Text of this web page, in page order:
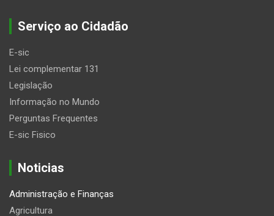
Serviço ao Cidadão
E-sic
Lei complementar 131
Legislação
Informação no Mundo
Perguntas Frequentes
E-sic Fisico
Noticias
Administração e Finanças
Agricultura